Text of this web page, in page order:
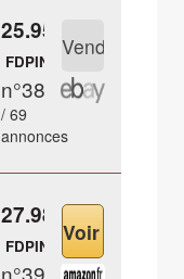
25.95 €
FDPIN
n°38
/ 69
annonces
27.98 €
FDPIN